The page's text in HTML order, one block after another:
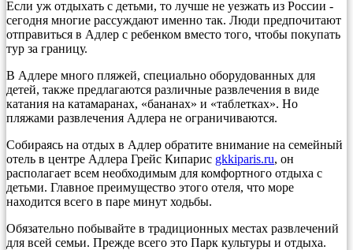
Если уж отдыхать с детьми, то лучше не уезжать из России -
сегодня многие рассуждают именно так. Люди предпочитают
отправиться в Адлер с ребенком вместо того, чтобы покупать
тур за границу.
В Адлере много пляжей, специально оборудованных для
детей, также предлагаются различные развлечения в виде
катания на катамаранах, «бананах» и «таблетках». Но
пляжами развлечения Адлера не ограничиваются.
Собираясь на отдых в Адлер обратите внимание на семейный
отель в центре Адлера Грейс Кипарис gkkiparis.ru, он
располагает всем необходимым для комфортного отдыха с
детьми. Главное преимущество этого отеля, что море
находится всего в паре минут ходьбы.
Обязательно побывайте в традиционных местах развлечений
для всей семьи. Прежде всего это Парк культуры и отдыха.